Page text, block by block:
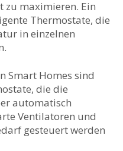
zu maximieren. Ein
Thermostate, die
in einzelnen
Smart Homes‌ sind
die die
⁤automatisch
Ventilatoren und
gesteuert werden